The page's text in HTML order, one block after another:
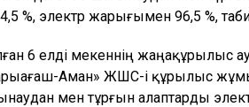
%, электр жарығымен 96,5 %,
6 елді мекеннің жаңақұрылыс
Аман» ЖШС-і құрылыс
мен тұрғын алаптарды